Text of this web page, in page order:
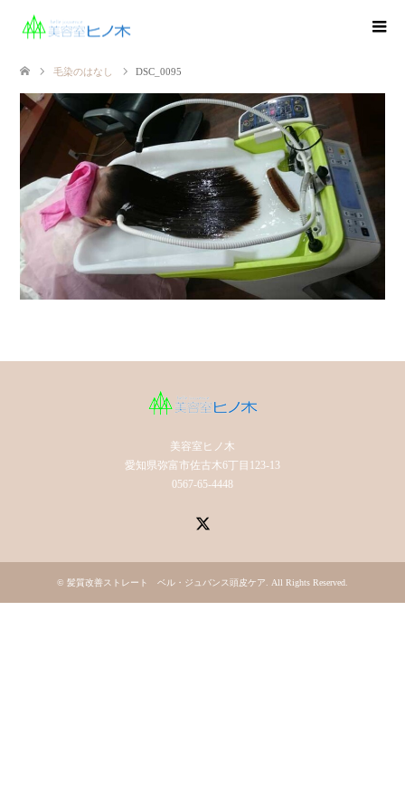
毛染のはなし DSC_0095
美容室ヒノ木
愛知県弥富市佐古木6丁目123-13
0567-65-4448
© 髪質改善ストレート ベル・ジュバンス頭皮ケア . All Rights Reserved.